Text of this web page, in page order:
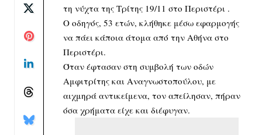
τη νύχτα της Τρίτης 19/11 στο Περιστέρι .
Ο οδηγός, 53 ετών, κλήθηκε μέσω εφαρμογής
να πάει κάποια άτομα από την Αθήνα στο
Περιστέρι.
Όταν έφτασαν στη συμβολή των οδών
Αμφιτρίτης και Αναγνωστοπούλου, με
αιχμηρά αντικείμενα, τον απείλησαν, πήραν
όσα χρήματα είχε και διέφυγαν.